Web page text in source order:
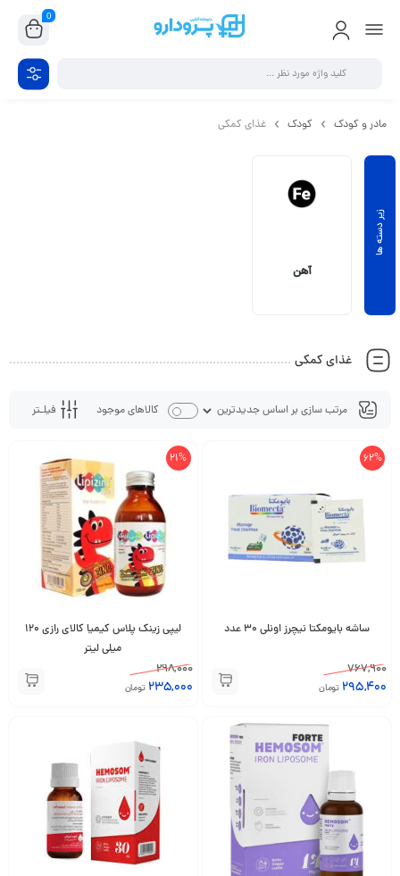
0
مادر و کودک کودک غذای کمکی
آهن
غذای کمکی
فیلـتر کالاهای موجود
62%
ساشه بایومکتا نیچرز اونلی 30 عدد
767,900
295,400 تومان
21%
لیپی زینک پلاس کیمیا کالای رازی 120
میلی لیتر
298,000
235,000 تومان